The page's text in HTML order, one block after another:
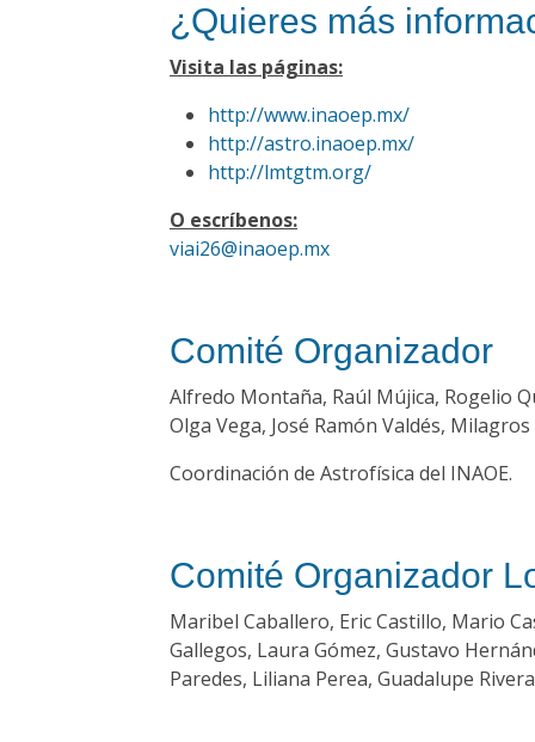
¿Quieres más
Visita las páginas:
http://www.inaoep.mx/
http://astro.inaoep.mx/
http://lmtgtm.org/
O escríbenos:
viai26@inaoep.mx
Comité Organizador
Alfredo Montaña, Raúl Mújica, Rogelio
Olga Vega, José Ramón Valdés,
Coordinación de Astrofísica del INAOE.
Comité Organizador
Maribel Caballero, Eric Castillo, Mario
Gallegos, Laura Gómez, Gustavo
Paredes, Liliana Perea, Guadalupe